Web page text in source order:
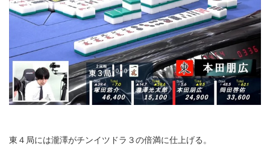
東４局には瀧澤がチンイツドラ３の倍満に仕上げる。